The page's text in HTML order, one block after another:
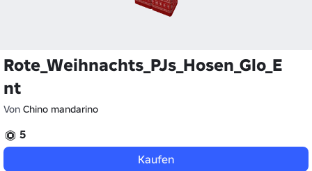
Rote_Weihnachts_PJs_Hosen_Glo_E
nt
Von Chino mandarino
5
Kaufen